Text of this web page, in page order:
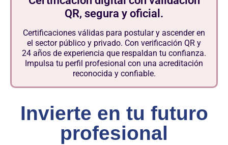
QR, segura y oficial.
Certificaciones válidas para postular y ascender en
el sector público y privado. Con verificación QR y
24 años de experiencia que respaldan tu confianza.
Impulsa tu perfil profesional con una acreditación
reconocida y confiable.
Invierte en tu futuro
profesional